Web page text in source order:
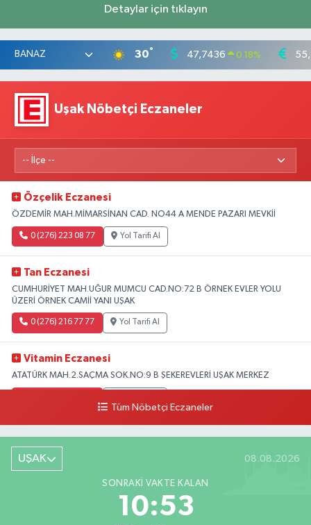
Detaylar için tıklayın
30° 47,7436 0.18%
Uşak Nöbetçi Eczaneler
Özçelik Eczanesi
ÖZDEMİR MAH.MİMARSİNAN CAD. NO44 A MENDE PAZARI MEVKİİ
0 (276) 223 08 77 Yol Tarifi Al
Tan Eczanesi
CUMHURİYET MAH.UĞUR MUMCU CAD.NO:72 B ÖRNEK EVLER YOLU
ÜZERİ ÖRNEK CAMİİ YANI UŞAK
0 (276) 216 77 77 Yol Tarifi Al
Vitamin Eczanesi
ATATÜRK MAH.2.SAÇMA SOK.NO:9 B ŞEKEREVLERİ UŞAK MERKEZ
Tüm Nöbetçi Eczaneler
UŞAK 08.08.2026
SONRAKI VAKTE KALAN
10:53